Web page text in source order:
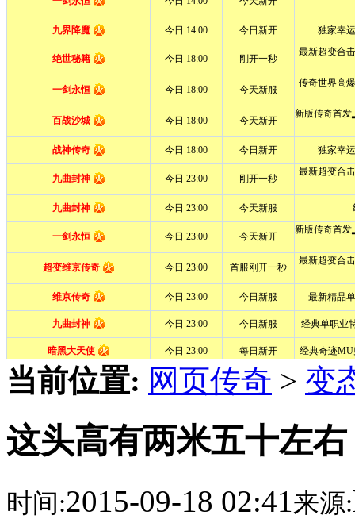
当前位置: 网页传奇 > 变
这头高有两米五十左右
时间:2015-09-18 02:41来源: